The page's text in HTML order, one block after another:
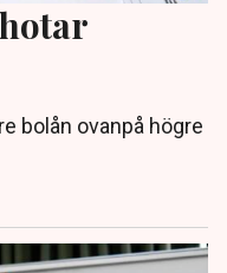
bolån ovanpå högre